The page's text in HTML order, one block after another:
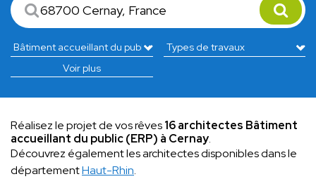
Voir plus
Réalisez le projet de vos rêves16 architectes Bâtiment
accueillant du public (ERP) à Cernay.
Découvrez également les architectes disponibles dans le
départementHaut-Rhin.